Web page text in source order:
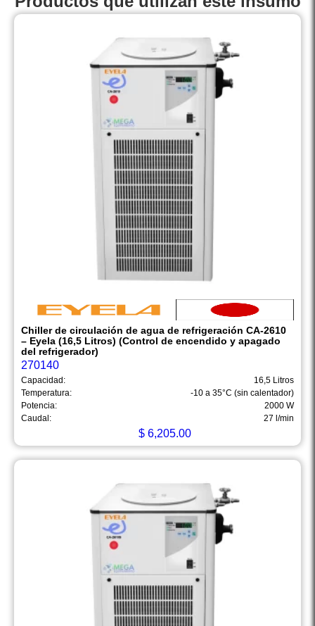
Chiller de circulación de agua de refrigeración CA-2610
– Eyela (16,5 Litros) (Control de encendido y apagado
del refrigerador)
270140
Capacidad:
16,5 Litros
Temperatura:
-10 a 35°C (sin calentador)
Potencia:
2000 W
Caudal:
27 l/min
$6,205.00